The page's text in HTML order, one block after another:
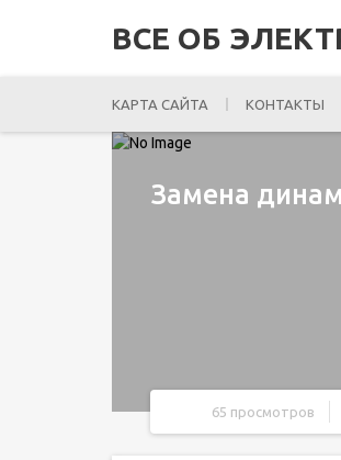
ВСЕ ОБ
КАРТА САЙТА КОНТАКТЫ
Замена
65 просмотров